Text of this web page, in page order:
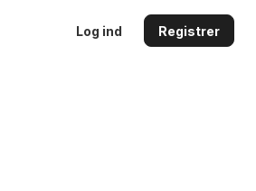
Log ind Registrer